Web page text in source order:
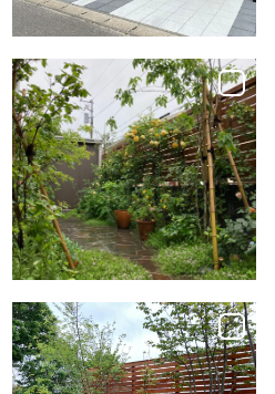
Garden Works
バラのパーゴラ。フ
ェンス一面にバラ
咲くガーデニング
を楽しむ庭
Garden Works